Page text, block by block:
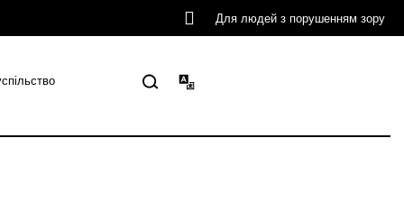
Для людей з порушенням зору